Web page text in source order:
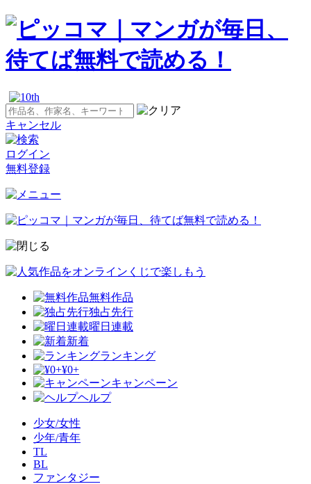
キャンセル
ログイン
無料登録
無料作品
独占先行
曜日連載
新着
ランキング
¥0+
キャンペーン
ヘルプ
少女/女性
少年/青年
TL
BL
ファンタジー